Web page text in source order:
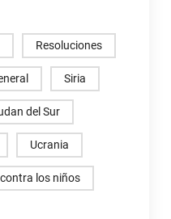
Resoluciones
Siria
del Sur
Ucrania
los niños